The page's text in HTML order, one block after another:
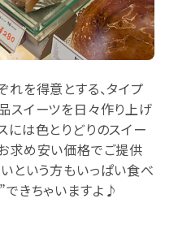
れを得意とする、タイプ
スイーツを日々作り上げ
には色とりどりのスイー
求め安い価格でご提供
いという方もいっぱい食べ
きちゃいますよ♪